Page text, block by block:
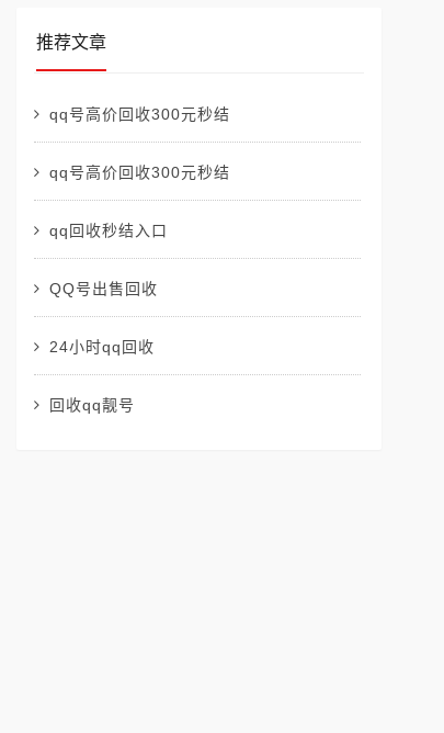
推荐文章
qq号高价回收300元秒结
qq号高价回收300元秒结
qq回收秒结入口
QQ号出售回收
24小时qq回收
回收qq靓号